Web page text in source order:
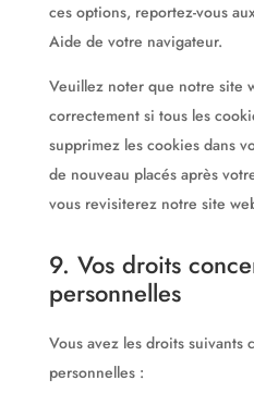
ces options, reportez-vous
Aide de votre navigateur.
Veuillez noter que notre site
correctement si tous les
supprimez les cookies dans
de nouveau placés après
vous revisiterez notre site
9. Vos droits
personnelles
Vous avez les droits suivants
personnelles :